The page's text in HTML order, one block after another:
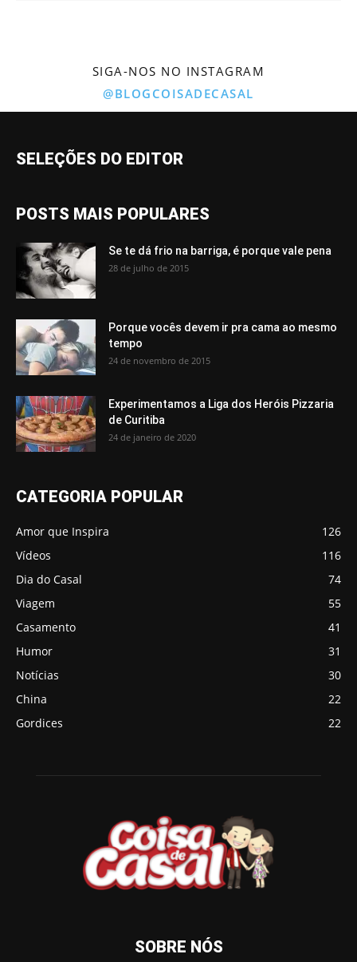
SIGA-NOS NO INSTAGRAM
@BLOGCOISADECASAL
SELEÇÕES DO EDITOR
POSTS MAIS POPULARES
Se te dá frio na barriga, é porque vale pena
28 de julho de 2015
Porque vocês devem ir pra cama ao mesmo
tempo
24 de novembro de 2015
Experimentamos a Liga dos Heróis Pizzaria
de Curitiba
24 de janeiro de 2020
CATEGORIA POPULAR
Amor que Inspira
126
Vídeos
116
Dia do Casal
74
Viagem
55
Casamento
41
Humor
31
Notícias
30
China
22
Gordices
22
SOBRE NÓS